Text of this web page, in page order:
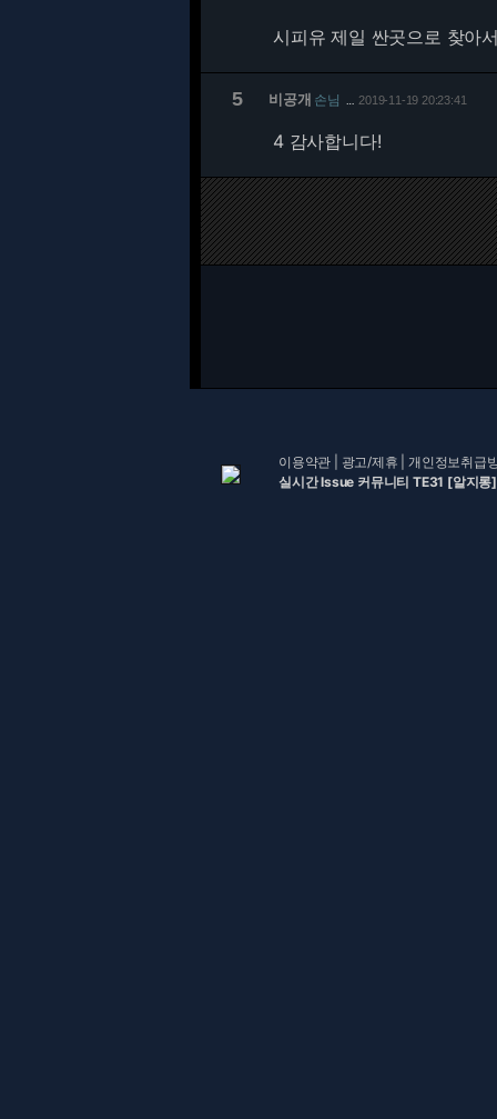
시피유 제일 싼곳으로 찾아
5 비공개 손님 2019-11-19 20:23:41
4 감사합니다!
이용약관 광고/제휴 |개인정보취급
실시간 Issue 커뮤니티 TE31 [알지